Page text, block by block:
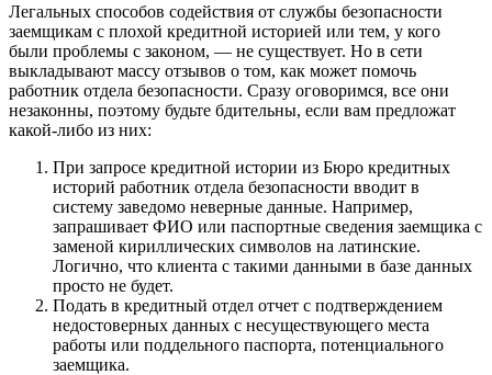
Легальных способов содействия от службы безопасности
заемщикам с плохой кредитной историей или тем, у кого
были проблемы с законом, — не существует. Но в сети
выкладывают массу отзывов о том, как может помочь
работник отдела безопасности. Сразу оговоримся, все они
незаконны, поэтому будьте бдительны, если вам предложат
какой-либо из них:
При запросе кредитной истории из Бюро кредитных
историй работник отдела безопасности вводит в
систему заведомо неверные данные. Например,
запрашивает ФИО или паспортные сведения заемщика с
заменой кириллических символов на латинские.
Логично, что клиента с такими данными в базе данных
просто не будет.
Подать в кредитный отдел отчет с подтверждением
недостоверных данных с несуществующего места
работы или поддельного паспорта, потенциального
заемщика.